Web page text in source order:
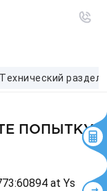
технический раздел
ПОПЫТКУ
at Ys